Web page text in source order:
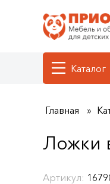
Каталог
Главная
Ложки
Артикул: